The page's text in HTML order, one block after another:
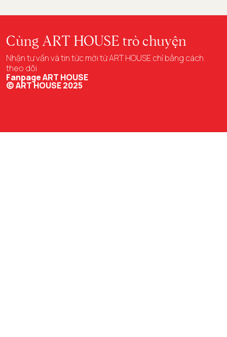
Cùng ART HOUSE trò chuyện
Nhận tư vấn và tin tức mới từ ART HOUSE chỉ bằng cách
theo dõi
Fanpage ART HOUSE
© ART HOUSE 2025